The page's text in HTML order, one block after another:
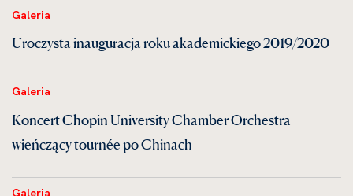
Galeria
Uroczysta inauguracja roku akademickiego 2019/2020
Galeria
Koncert Chopin University Chamber Orchestra
wieńczący tournée po Chinach
Galeria